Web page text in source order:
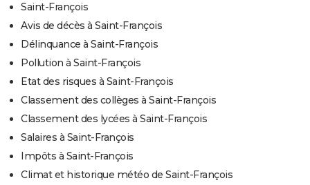
Saint-François
Avis de décès à Saint-François
Délinquance à Saint-François
Pollution à Saint-François
Etat des risques à Saint-François
Classement des collèges à Saint-François
Classement des lycées à Saint-François
Salaires à Saint-François
Impôts à Saint-François
Climat et historique météo de Saint-François